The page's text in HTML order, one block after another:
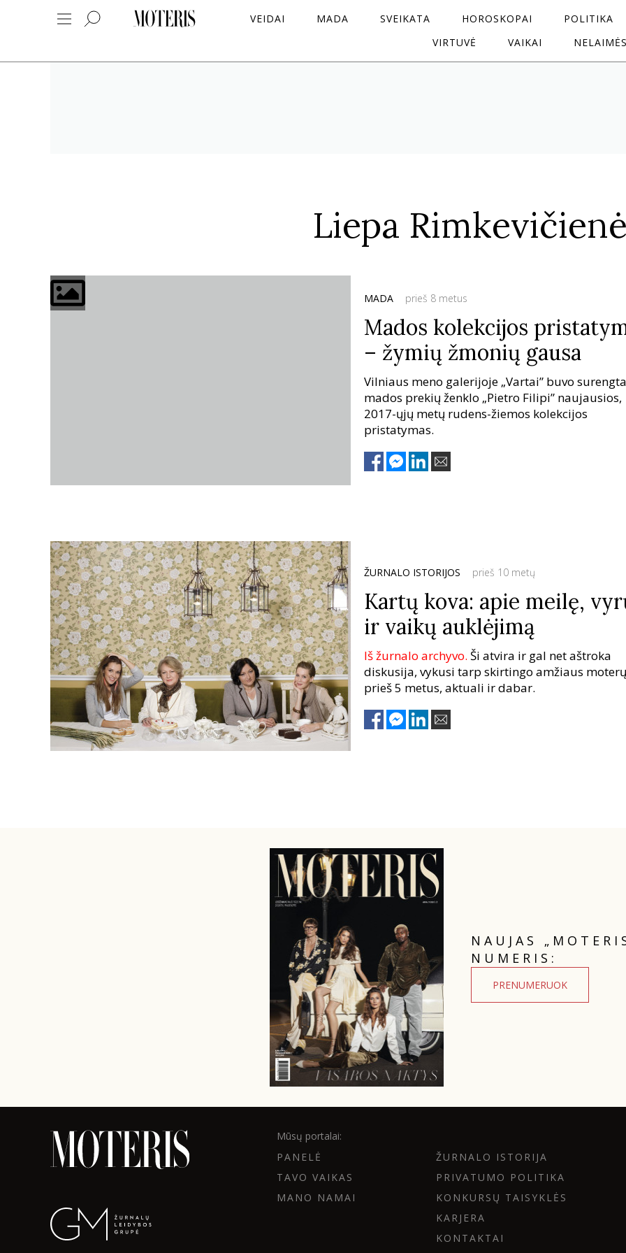
VEIDAI MADA SVEIKATA HOROSKOPAI
POLITIKA
VIRTUVĖ
VAIKAI
Liepa
MADA prieš 8 metus
Mados kolekcijos
– žymių žmonių gausa
Vilniaus meno galerijoje „Vartai” buvo
mados prekių ženklo „Pietro Filipi” naujausios,
2017-ųjų metų rudens-žiemos kolekcijos
pristatymas.
ŽURNALO ISTORIJOS prieš 10 metų
Kartų kova: apie meilę,
ir vaikų auklėjimą
Iš žurnalo archyvo. Ši atvira ir gal net aštroka
diskusija, vykusi tarp skirtingo amžiaus
prieš 5 metus, aktuali ir dabar.
NAUJAS
NUMERIS:
PRENUMERUOK
Mūsų portalai:
PANELĖ
TAVO VAIKAS
MANO NAMAI
ŽURNALO ISTORIJA
PRIVATUMO POLITIKA
KONKURSŲ TAISYKLĖS
KARJERA
KONTAKTAI